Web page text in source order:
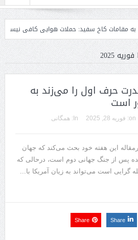
مقامات کاخ سفید: حملات هوایی کافی نیست
حرف اول را می‌زند به
است
on: فوریه 28, 2025 In: همگانی
این هفته خود بحث می‌کند که جهان
پس از جنگ جهانی دوم است، درحالی که
گرایی است می‌تواند به زیان آمریکا با...
Share
Share